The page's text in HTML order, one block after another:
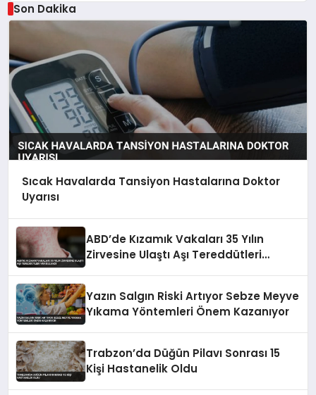
Son Dakika
Sıcak Havalarda Tansiyon Hastalarına Doktor
Uyarısı
ABD’de Kızamık Vakaları 35 Yılın
Zirvesine Ulaştı Aşı Tereddütleri
Yazın Salgın Riski Artıyor Sebze Meyve
Yıkama Yöntemleri Önem Kazanıyor
Trabzon’da Düğün Pilavı Sonrası 15
Kişi Hastanelik Oldu